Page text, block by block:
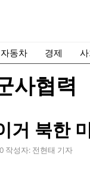
자동차 경제
사협력
거 북한
작성자: 전현태 기자